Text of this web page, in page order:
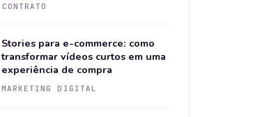
CONTRATO
Stories para e-commerce: como
transformar vídeos curtos em uma
experiência de compra
MARKETING DIGITAL